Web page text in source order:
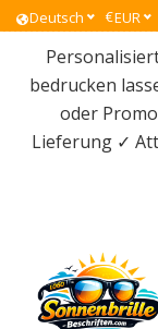
Deutsch €EUR
bedrucken
oder
Lieferung ✓